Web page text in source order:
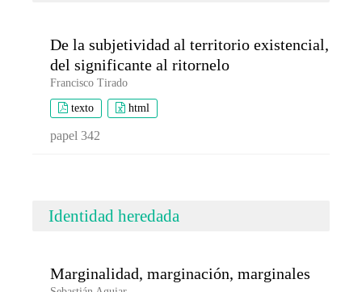
De la subjetividad al territorio existencial,
del significante al ritornelo
Francisco Tirado
texto html
papel 342
Identidad heredada
Marginalidad, marginación, marginales